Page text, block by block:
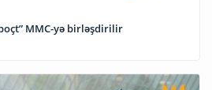
MMC-yə birləşdirilir